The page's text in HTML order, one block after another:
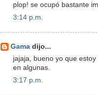
plop! se ocupó bastante
3:14 p.m.
Gama dijo...
jajaja, bueno yo que
en algunas.
3:17 p.m.